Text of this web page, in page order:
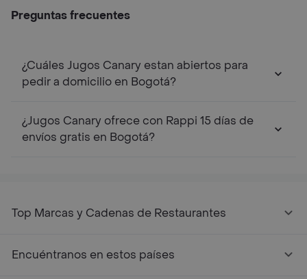
Preguntas frecuentes
¿Cuáles Jugos Canary estan abiertos para
pedir a domicilio en Bogotá?
¿Jugos Canary ofrece con Rappi 15 días de
envíos gratis en Bogotá?
Top Marcas y Cadenas de Restaurantes
Encuéntranos en estos países